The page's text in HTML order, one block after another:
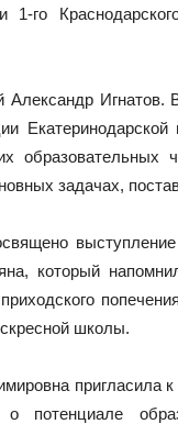
1-го
Александр
образовательных
задачах,
который
школы.
пригласила
о потенциале